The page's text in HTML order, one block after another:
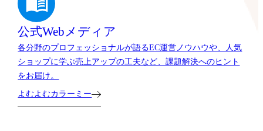
公式Webメディア
各分野のプロフェッショナルが語るEC運営ノウハウや、人気
ショップに学ぶ売上アップの工夫など、課題解決へのヒント
をお届け。
よむよむカラーミー